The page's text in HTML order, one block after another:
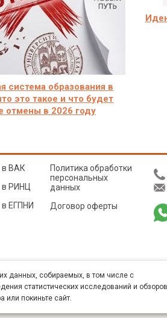
система образования в
это такое и что будет
отмены в 2026 году
в ВАК
в РИНЦ
в ЕГПНИ
Политика обработки
персональных
данных
Договор оферты
лицензии Creative Commons «Attribution»
eLIBRARY.RU (договор № 445-11/2019 от
данных, собираемых, в том числе с
статистических исследований и
или покиньте сайт.